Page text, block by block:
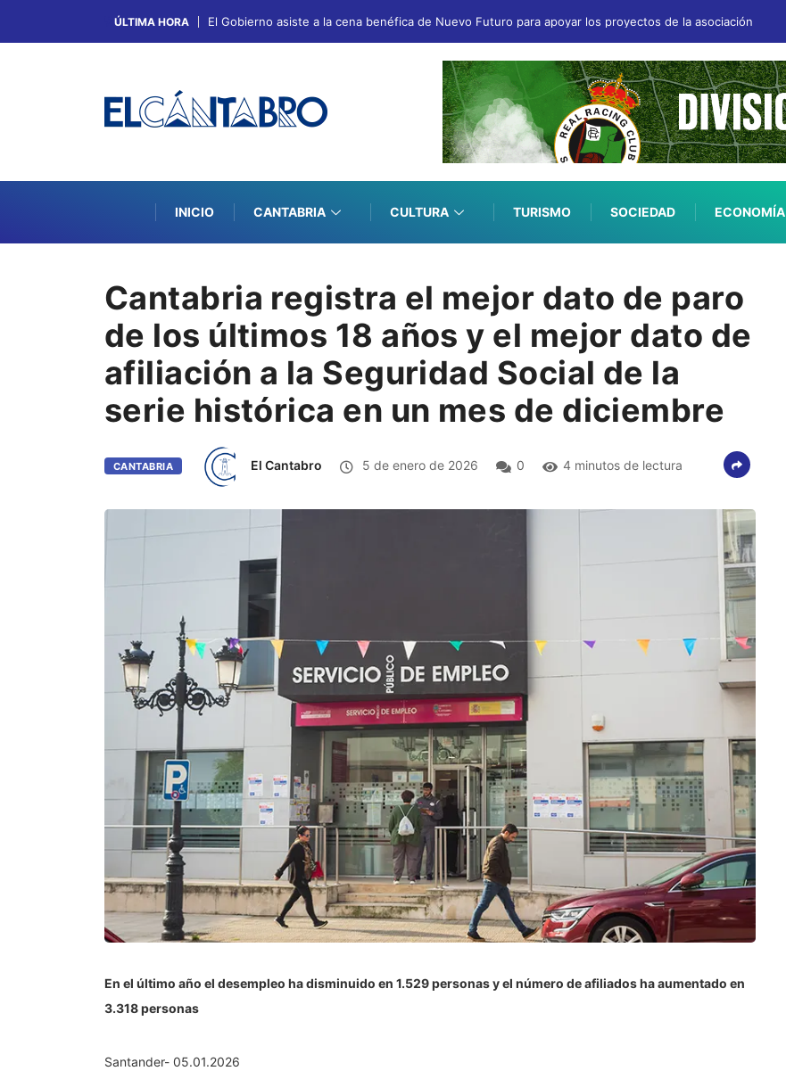
ÚLTIMA HORA El Gobierno asiste a la cena benéfica de Nuevo Futuro para apoyar los proyectos de la asociación
INICIO CANTABRIA CULTURA TURISMO SOCIEDAD ECONOMÍA
Cantabria registra el mejor dato de paro
de los últimos 18 años y el mejor dato de
afiliación a la Seguridad Social de la
serie histórica en un mes de diciembre
CANTABRIA El Cantabro 5 de enero de 2026 0 4 minutos de lectura
En el último año el desempleo ha disminuido en 1.529 personas y el número de afiliados ha aumentado en
3.318 personas
Santander- 05.01.2026